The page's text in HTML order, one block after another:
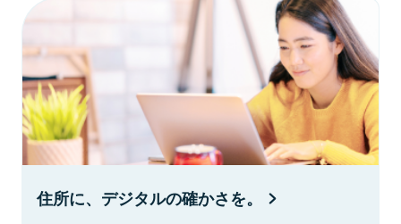
住所に、デジタルの確かさを。